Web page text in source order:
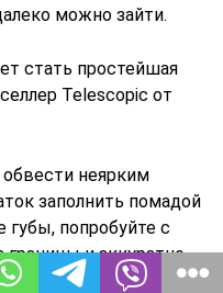
можно зайти.
стать простейшая
Telescopic от
обвести неярким
заполнить помадой
губы, попробуйте с
и аккуратно
бледные губы,